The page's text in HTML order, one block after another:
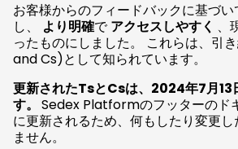
お客様からのフィードバックに基づ
し、 より明確でアクセスしやすく 、
ったものにしました。 これらは、引
and Cs)として知られています。
更新されたTsとCsは、2024年7月13
す。 Sedex Platformのフッターのド
に更新されるため、何もしたり変更し
ません。